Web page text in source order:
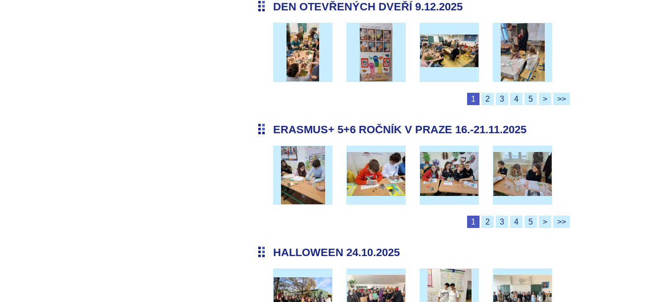
DEN OTEVŘENÝCH DVEŘÍ 9.12.2025
1 2 3 4 5 > >>
ERASMUS+ 5+6 ROČNÍK V PRAZE 16.-21.11.2025
1 2 3 4 5 > >>
HALLOWEEN 24.10.2025